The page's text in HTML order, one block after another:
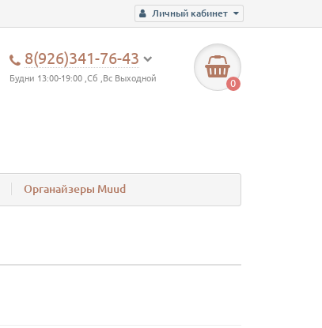
Личный кабинет
8(926)341-76-43
Будни 13:00-19:00 ,Сб ,Вс Выходной 0
Органайзеры Muud